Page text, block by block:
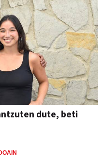
dute, beti